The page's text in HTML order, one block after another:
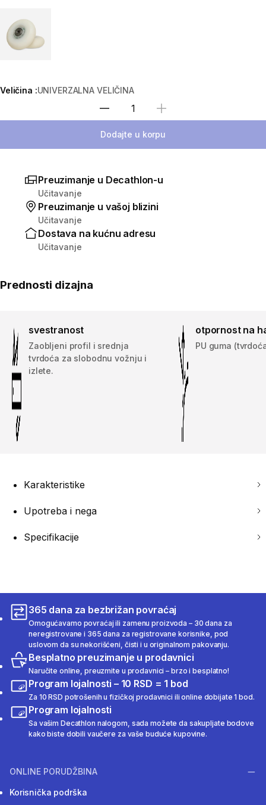
Veličina :UNIVERZALNA VELIČINA
Izaberi količinu
Dodajte u korpu
Preuzimanje u Decathlon-u
Učitavanje
Preuzimanje u vašoj blizini
Učitavanje
Dostava na kućnu adresu
Učitavanje
Prednosti dizajna
svestranost
Zaobljeni profil i srednja
tvrdoća za slobodnu vožnju i
izlete.
otpornost na
PU guma
Karakteristike
Upotreba i nega
Specifikacije
365 dana za bezbrižan povraćaj
Omogućavamo povraćaj ili zamenu proizvoda – 30 dana za
neregistrovane i 365 dana za registrovane korisnike, pod
uslovom da su nekorišćeni, čisti i u originalnom pakovanju.
Besplatno preuzimanje u prodavnici
Naručite online, preuzmite u prodavnici – brzo i besplatno!
Program lojalnosti – 10 RSD = 1 bod
Za 10 RSD potrošenih u fizičkoj prodavnici ili online dobijate 1 bod.
Program lojalnosti
Sa vašim Decathlon nalogom, sada možete da sakupljate bodove
kako biste dobili vaučere za vaše buduće kupovine.
ONLINE PORUDŽBINA
Korisnička podrška